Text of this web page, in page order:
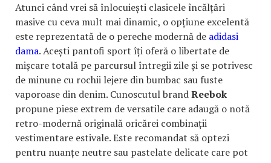
Atunci când vrei să înlocuiești clasicele încălțări
masive cu ceva mult mai dinamic, o opțiune excelentă
este reprezentată de o pereche modernă de adidasi
dama. Acești pantofi sport îți oferă o libertate de
mișcare totală pe parcursul întregii zile și se potrivesc
de minune cu rochii lejere din bumbac sau fuste
vaporoase din denim. Cunoscutul brandReebok
propune piese extrem de versatile care adaugă o notă
retro-modernă originală oricărei combinații
vestimentare estivale. Este recomandat să optezi
pentru nuanțe neutre sau pastelate delicate care pot